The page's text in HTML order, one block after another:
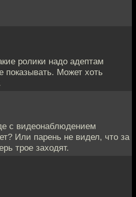
ролики надо адептам
показывать. Может хоть
с видеонаблюдением
Или парень не видел, что за
трое заходят.